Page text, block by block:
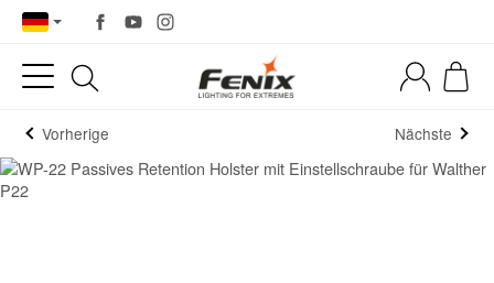
Vorherige Nächste